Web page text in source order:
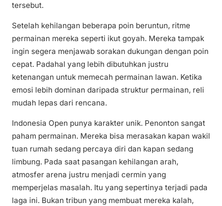
tersebut.
Setelah kehilangan beberapa poin beruntun, ritme
permainan mereka seperti ikut goyah. Mereka tampak
ingin segera menjawab sorakan dukungan dengan poin
cepat. Padahal yang lebih dibutuhkan justru
ketenangan untuk memecah permainan lawan. Ketika
emosi lebih dominan daripada struktur permainan, reli
mudah lepas dari rencana.
Indonesia Open punya karakter unik. Penonton sangat
paham permainan. Mereka bisa merasakan kapan wakil
tuan rumah sedang percaya diri dan kapan sedang
limbung. Pada saat pasangan kehilangan arah,
atmosfer arena justru menjadi cermin yang
memperjelas masalah. Itu yang sepertinya terjadi pada
laga ini. Bukan tribun yang membuat mereka kalah,